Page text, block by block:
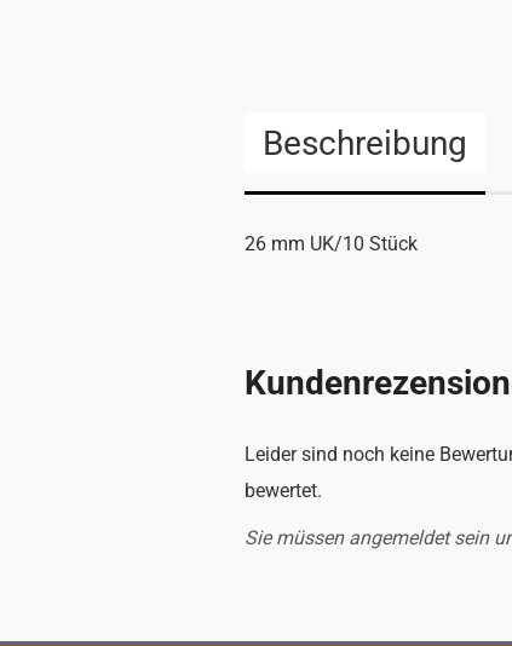
Beschreibung
26 mm UK/10 Stück
Leider sind noch keine
bewertet.
Sie müssen angemeldet sein